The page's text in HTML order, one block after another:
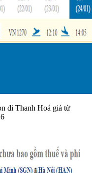
đi Thanh Hoá giá từ